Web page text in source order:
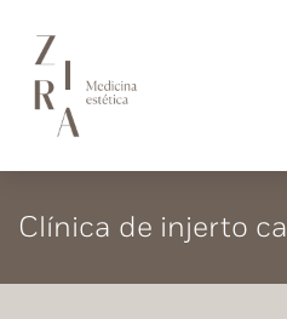
contenido
Clínica de injerto